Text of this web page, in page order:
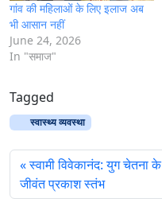
गांव की महिलाओं के लिए इलाज अब
भी आसान नहीं
June 24, 2026
In "समाज"
Tagged
स्वास्थ्य व्यवस्था
स्वामी विवेकानंद: युग चेतना के
जीवंत प्रकाश स्तंभ